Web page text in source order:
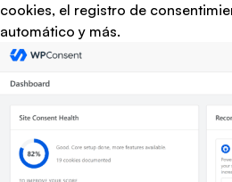
cookies, el registro de
automático y más.